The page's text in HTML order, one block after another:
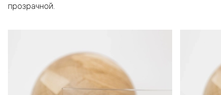
прозрачной.